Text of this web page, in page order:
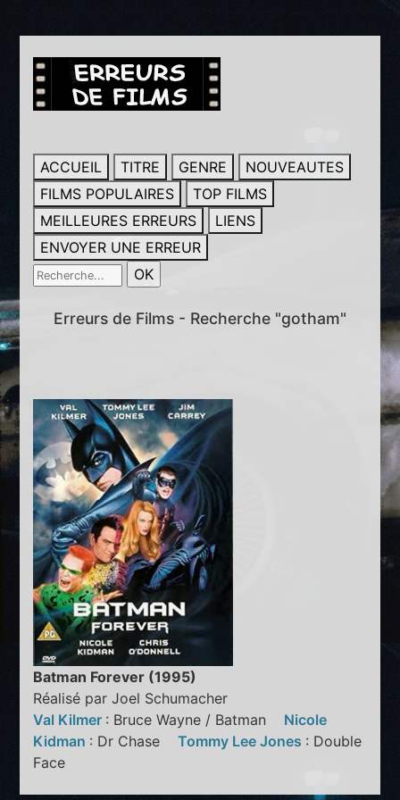
ACCUEIL TITRE GENRE
NOUVEAUTES
FILMS POPULAIRES
TOP FILMS
MEILLEURES ERREURS
LIENS
ENVOYER UNE ERREUR
Erreurs de Films - Recherche "gotham"
Batman Forever (1995)
Réalisé par Joel Schumacher
Val Kilmer : Bruce Wayne / Batman Nicole
Kidman : Dr ChaseTommy Lee Jones : Double
Face